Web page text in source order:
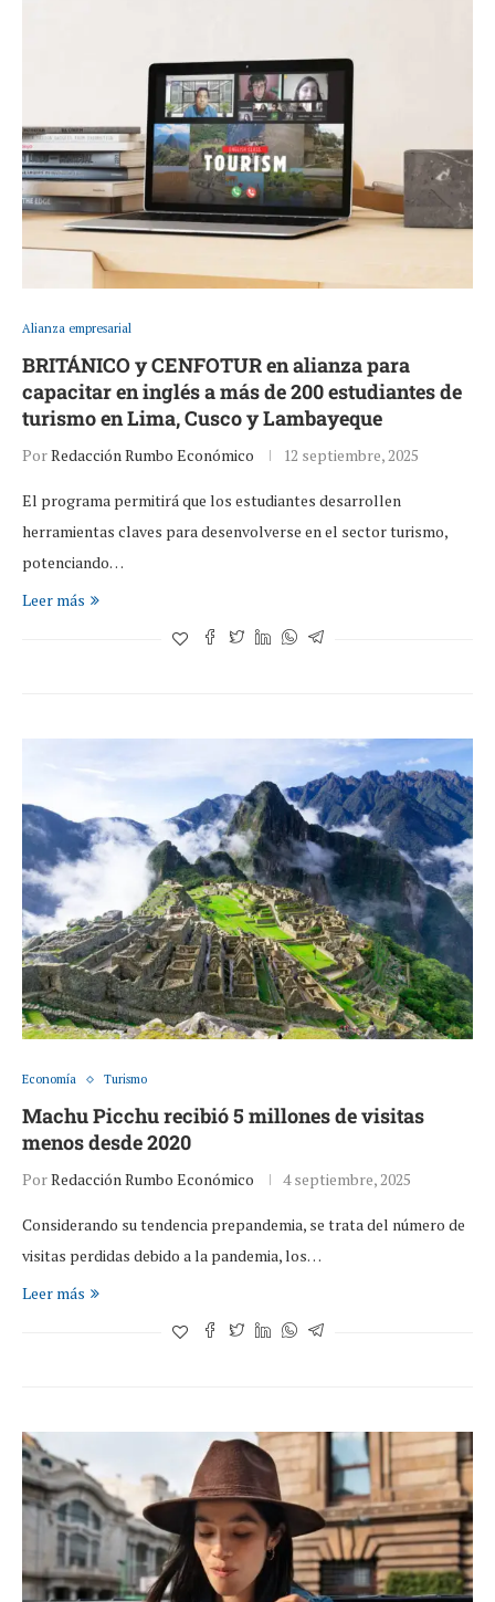
Alianza empresarial
BRITÁNICO y CENFOTUR en alianza para
capacitar en inglés a más de 200 estudiantes de
turismo en Lima, Cusco y Lambayeque
PorRedacción Rumbo Económico 12 septiembre, 2025
El programa permitirá que los estudiantes desarrollen
herramientas claves para desenvolverse en el sector turismo,
potenciando…
Leer más
Economía Turismo
Machu Picchu recibió 5 millones de visitas
menos desde 2020
PorRedacción Rumbo Económico 4 septiembre, 2025
Considerando su tendencia prepandemia, se trata del número de
visitas perdidas debido a la pandemia, los…
Leer más